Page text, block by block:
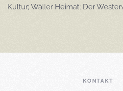
Kultur; Wäller Heimat; Der
KONTAKT